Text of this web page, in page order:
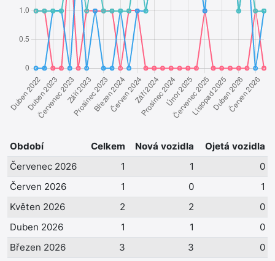
Období Celkem Nová vozidla
Ojetá vozidla
Červenec 2026
1 1
0
Červen 2026
1 0
1
Květen 2026
2 2
0
Duben 2026
1 1
0
Březen 2026
3 3
0